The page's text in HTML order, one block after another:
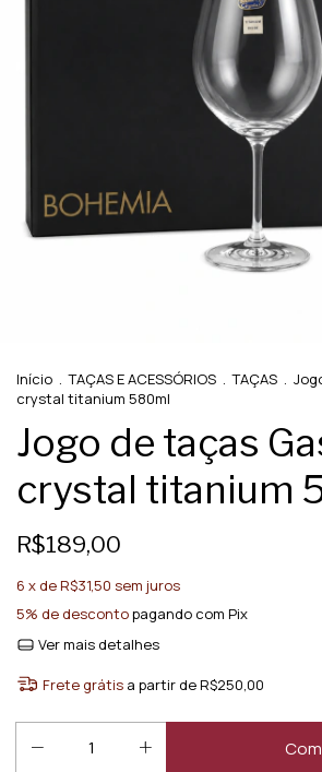
Início . TAÇAS E ACESSÓRIOS . TAÇAS .
crystal titanium 580ml
Jogo de taças
crystal titanium
R$189,00
6 x deR$31,50 sem juros
5% de descontopagando com Pix
Ver mais detalhes
Frete grátis a partir deR$250,00